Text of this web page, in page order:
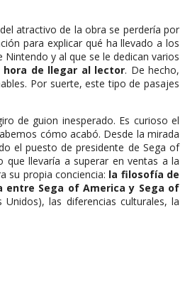
atractivo de la obra se perdería por
para explicar qué ha llevado a los
y al que se le dedican varios
hora de llegar al lector. De hecho,
Por suerte, este tipo de pasajes
de guion inesperado. Es curioso el
cómo acabó. Desde la mirada
el puesto de presidente de Sega of
que llevaría a superar en ventas a la
su propia conciencia: la filosofía de
entre Sega of America y Sega of
las diferencias culturales, la